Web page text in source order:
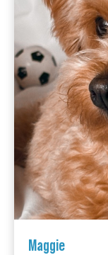
Maggie